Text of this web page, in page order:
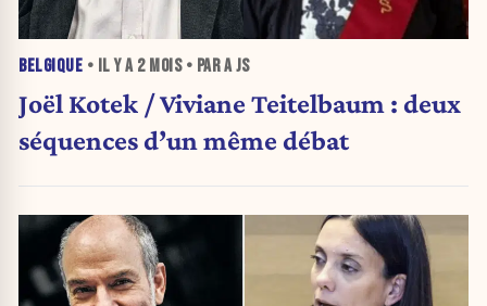
BELGIQUE • IL Y A 2 MOIS• PAR A JS
Joël Kotek / Viviane Teitelbaum : deux
séquences d’un même débat